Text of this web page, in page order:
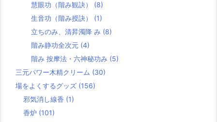
慧眼功（階み観訣） (8)
生音功（階み授訣） (1)
立ちのみ、清昇濁降 み (8)
階み静功全次元 (4)
階み 按摩法・六神秘功み (5)
三元パワー木精クリーム (30)
場をよくするグッズ (156)
邪気消し線香 (1)
香炉 (101)